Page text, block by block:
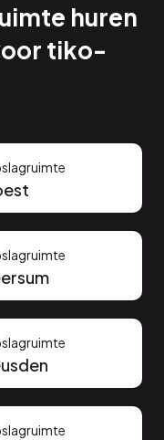
huren
tiko-